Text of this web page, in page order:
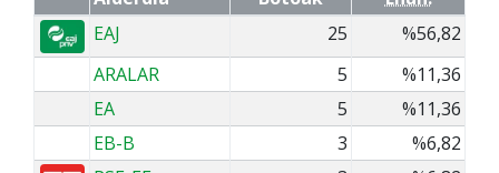
EAJ
25
%56,82
ARALAR
5
%11,36
EA
5
%11,36
EB-B
3
%6,82